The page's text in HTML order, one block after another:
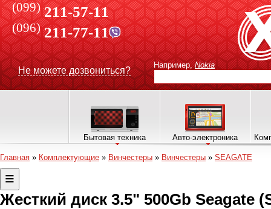
(099) 211-57-11
(096)211-77-11
Не можете дозвониться?
Например, Nokia
Бытовая техника Авто-электроника
Главная » Комплектующие » Винчестеры » Винчестеры » SEAGATE
Жесткий диск 3.5" 500Gb Seagate